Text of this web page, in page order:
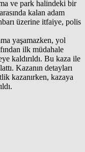
ve park halindeki bir
kalan adam
üzerine itfaiye, polis
yaşamazken, yol
ilk müdahale
kaldırıldı. Bu kaza ile
Kazanın detayları
kazanırken, kazaya